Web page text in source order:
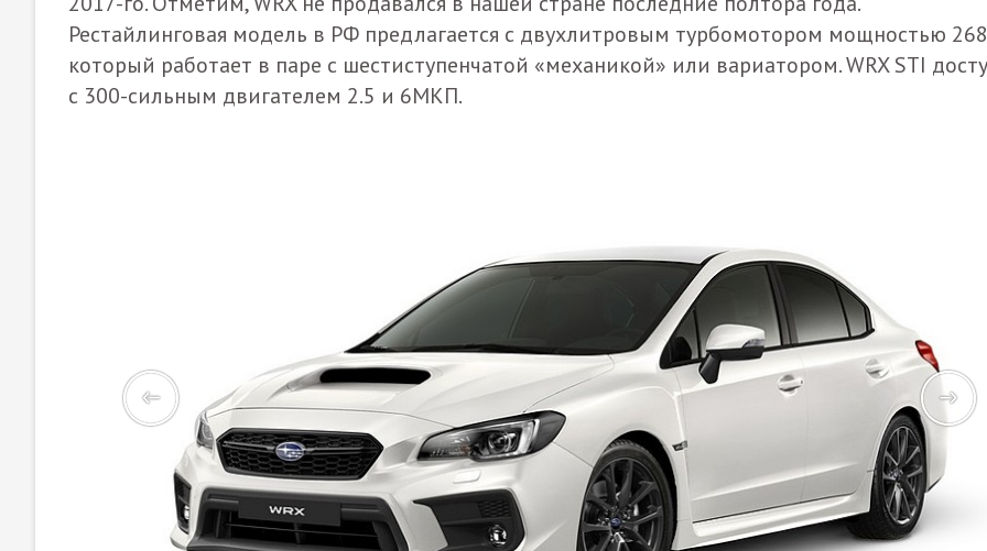
Рестайлинговая модель в РФ предлагается с двухлитровым турбомотором мощностью
который работает в паре с шестиступенчатой «механикой» или вариатором. WRX STI
с 300-сильным двигателем 2.5 и 6МКП.